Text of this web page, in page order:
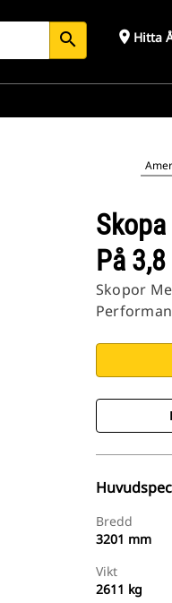
search place Hitta
På
Skopor
Bredd
3201 mm
Vikt
2611 kg